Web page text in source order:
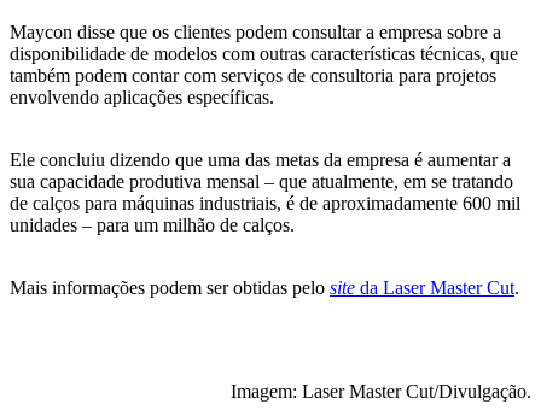
Maycon disse que os clientes podem consultar a empresa sobre a
disponibilidade de modelos com outras características técnicas, que
também podem contar com serviços de consultoria para projetos
envolvendo aplicações específicas.
Ele concluiu dizendo que uma das metas da empresa é aumentar a
sua capacidade produtiva mensal – que atualmente, em se tratando
de calços para máquinas industriais, é de aproximadamente 600 mil
unidades – para um milhão de calços.
Mais informações podem ser obtidas pelo site da Laser Master Cut.
Imagem: Laser Master Cut/Divulgação.